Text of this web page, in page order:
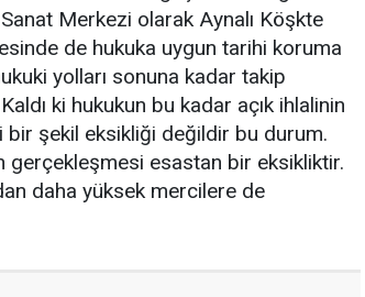
Merkezi olarak Aynalı Köşkte
de hukuka uygun tarihi koruma
yolları sonuna kadar takip
ki hukukun bu kadar açık ihlalinin
bir şekil eksikliği değildir bu durum.
gerçekleşmesi esastan bir eksikliktir.
daha yüksek mercilere de